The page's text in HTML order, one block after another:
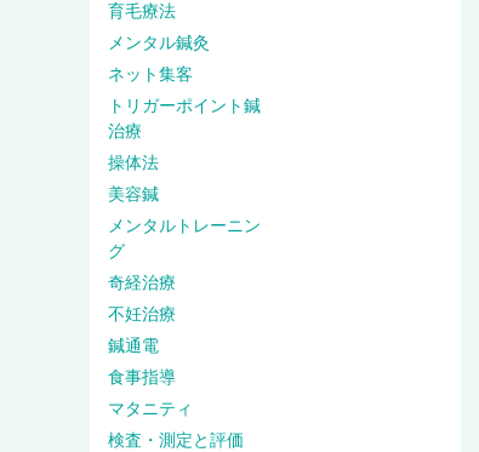
育毛療法
メンタル鍼灸
ネット集客
トリガーポイント鍼
治療
操体法
美容鍼
メンタルトレーニン
グ
奇経治療
不妊治療
鍼通電
食事指導
マタニティ
検査・測定と評価